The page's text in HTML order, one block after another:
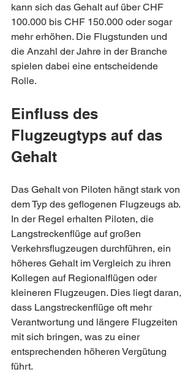
kann sich das Gehalt auf über CHF
100.000 bis CHF 150.000 oder sogar
mehr erhöhen. Die Flugstunden und
die Anzahl der Jahre in der Branche
spielen dabei eine entscheidende
Rolle.
Einfluss des
Flugzeugtyps auf das
Gehalt
Das Gehalt von Piloten hängt stark von
dem Typ des geflogenen Flugzeugs ab.
In der Regel erhalten Piloten, die
Langstreckenflüge auf großen
Verkehrsflugzeugen durchführen, ein
höheres Gehalt im Vergleich zu ihren
Kollegen auf Regionalflügen oder
kleineren Flugzeugen. Dies liegt daran,
dass Langstreckenflüge oft mehr
Verantwortung und längere Flugzeiten
mit sich bringen, was zu einer
entsprechenden höheren Vergütung
führt.